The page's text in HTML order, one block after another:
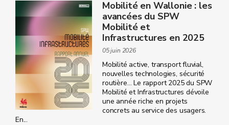
Mobilité en Wallonie : les
avancées du SPW
Mobilité et
Infrastructures en 2025
05 juin 2026
Mobilité active, transport fluvial,
nouvelles technologies, sécurité
routière… Le rapport 2025 du SPW
Mobilité et Infrastructures dévoile
une année riche en projets
concrets au service des usagers.
En...